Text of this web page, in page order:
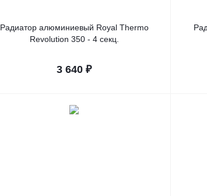
Радиатор алюминиевый Royal Thermo
Revolution 350 - 4 секц.
3 640 ₽